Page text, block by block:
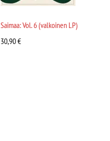
Saimaa: Vol. 6 (valkoinen LP)
30,90€